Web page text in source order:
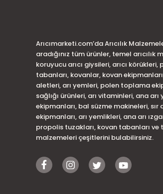
Arıcımarketi.com’da Arıcılık
aradığınız tüm ürünler, temel arıcılık
koruyucu arıcı giysileri, arıcı körükleri,
tabanları, kovanlar, kovan
aletleri, arı yemleri, polen toplama
sağlığı ürünleri, arı vitaminleri, ana
ekipmanları, bal süzme makineleri, sır
ekipmanları, arı yemlikleri, ana arı
propolis tuzakları, kovan tabanları ve
malzemeleri çeşitlerini bulabilirsiniz.